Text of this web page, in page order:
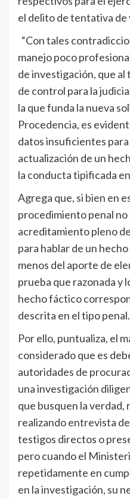
el delito de tentativa de
“Con tales
manejo poco
de investigación, que
de control para la
la que funda la nueva
Procedencia, es
datos insuficientes
actualización de un
la conducta tipificada
Agrega que, si bien en
procedimiento penal
acreditamiento pleno
para hablar de un
menos del aporte de
prueba que razonada y
hecho fáctico
descrita en el tipo penal.
Por ello, puntualiza, el
considerado que es
autoridades de
una investigación
que busquen la
realizando entrevista
testigos directos o
pero cuando el
repetidamente en
en la investigación, su